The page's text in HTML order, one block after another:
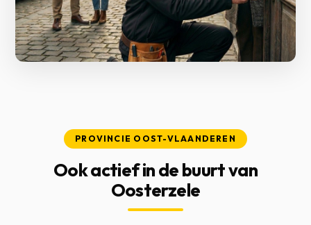
PROVINCIE OOST-VLAANDEREN
Ook actief in de buurt van
Oosterzele